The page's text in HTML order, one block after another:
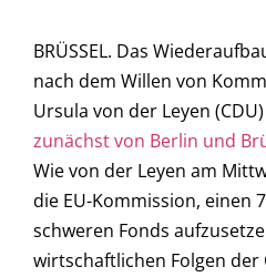
BRÜSSEL. Das
nach dem Willen von
Ursula von der Leyen
zunächst von Berlin und
Wie von der Leyen am
die EU-Kommission, einen
schweren Fonds
wirtschaftlichen Folgen der